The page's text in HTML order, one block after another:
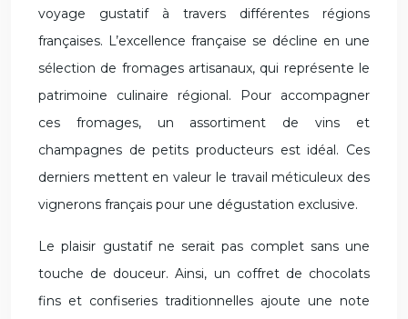
voyage gustatif à travers différentes régions
françaises. L’excellence française se décline en une
sélection de fromages artisanaux, qui représente le
patrimoine culinaire régional. Pour accompagner
ces fromages, un assortiment de vins et
champagnes de petits producteurs est idéal. Ces
derniers mettent en valeur le travail méticuleux des
vignerons français pour une dégustation exclusive.
Le plaisir gustatif ne serait pas complet sans une
touche de douceur. Ainsi, un coffret de chocolats
fins et confiseries traditionnelles ajoute une note